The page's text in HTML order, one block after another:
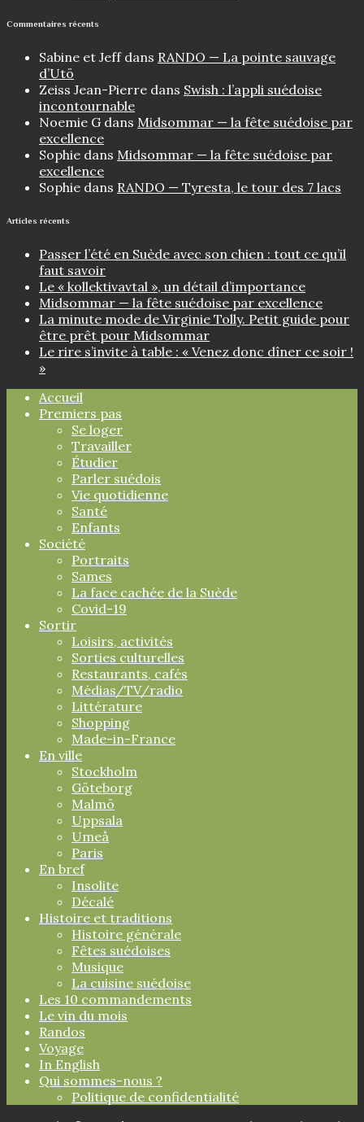
Commentaires récents
Sabine et Jeffdans RANDO — La pointe sauvage
d’Utö
Zeiss Jean-Pierre dans Swish : l’appli suédoise
incontournable
Noemie G dans Midsommar — la fête suédoise par
excellence
Sophie dans Midsommar — la fête suédoise par
excellence
Sophie dans RANDO — Tyresta, le tour des 7 lacs
Articles récents
Passer l’été en Suède avec son chien : tout ce qu’il
faut savoir
Le « kollektivavtal », un détail d’importance
Midsommar — la fête suédoise par excellence
La minute mode de Virginie Tolly. Petit guide pour
être prêt pour Midsommar
Le rire s’invite à table : « Venez donc dîner ce soir !
»
Accueil
Premiers pas
Se loger
Travailler
Étudier
Parler suédois
Vie quotidienne
Santé
Enfants
Société
Portraits
Sames
La face cachée de la Suède
Covid-19
Sortir
Loisirs, activités
Sorties culturelles
Restaurants, cafés
Médias/TV/radio
Littérature
Shopping
Made-in-France
En ville
Stockholm
Göteborg
Malmö
Uppsala
Umeå
Paris
En bref
Insolite
Décalé
Histoire et traditions
Histoire générale
Fêtes suédoises
Musique
La cuisine suédoise
Les 10 commandements
Le vin du mois
Randos
Voyage
In English
Qui sommes-nous ?
Politique de confidentialité